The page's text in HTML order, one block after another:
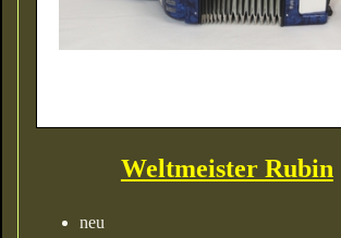
Weltmeister Rubin
neu